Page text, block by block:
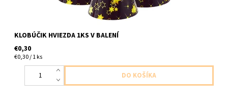
KLOBÚČIK HVIEZDA 1KS V BALENÍ
€0,30
€0,30 / 1 ks